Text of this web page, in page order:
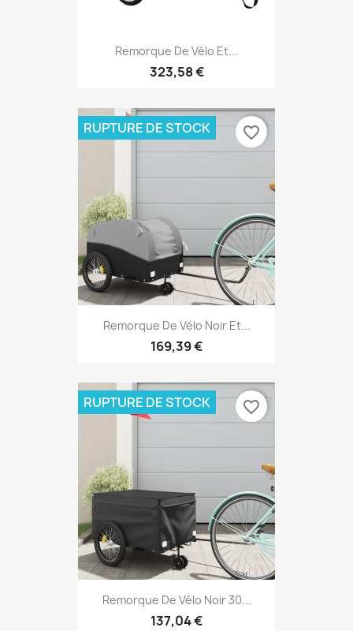
Remorque De Vélo Et...
323,58 €
Remorque De Vélo Noir Et...
169,39 €
RUPTURE DE STOCK favorite_border
Remorque De Vélo Noir 30...
137,04 €
RUPTURE DE STOCK favorite_border